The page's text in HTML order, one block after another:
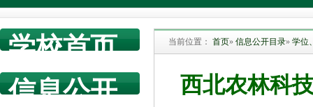
学校首页
信息公开
当前位置： 首页» 信息公开目录» 学位
西北农林科